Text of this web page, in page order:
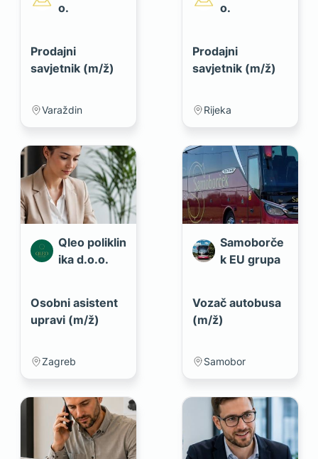
o.
Prodajni
savjetnik (m/ž)
Varaždin
o.
Prodajni
savjetnik (m/ž)
Rijeka
Qleo poliklin
ika d.o.o.
Osobni asistent
upravi (m/ž)
Zagreb
Samoborče
k EU grupa
Vozač autobusa
(m/ž)
Samobor